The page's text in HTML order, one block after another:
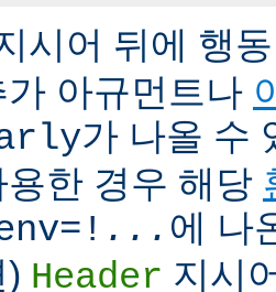
시어 뒤에 행
아규먼트나
가 나올 수
용한 경우 해당
... 에 나
) Header 지시